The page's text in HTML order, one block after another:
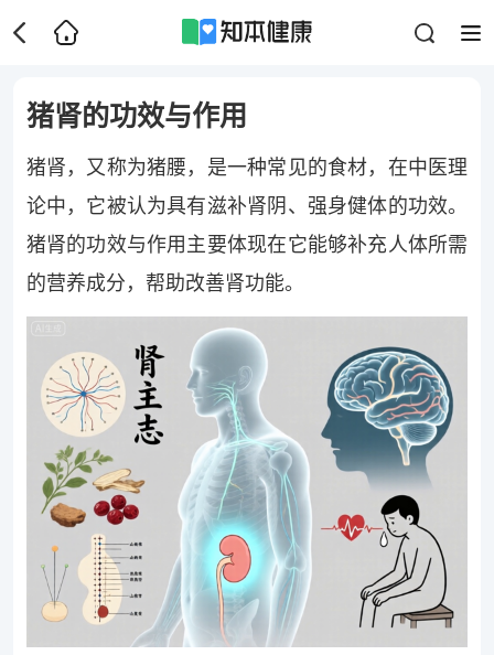
猪肾的功效与作用
猪肾，又称为猪腰，是一种常见的食材，在中医理
论中，它被认为具有滋补肾阴、强身健体的功效。
猪肾的功效与作用主要体现在它能够补充人体所需
的营养成分，帮助改善肾功能。